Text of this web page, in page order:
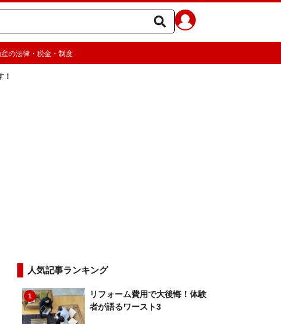
の法律・税金・制度
！
人気記事ランキング
1
リフォーム費用で大後悔！体験
者が語るワースト3